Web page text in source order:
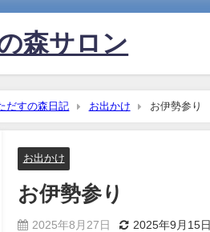
森サロン
だすの森日記 お出かけ お伊勢参り
お出かけ
お伊勢参り
2025年8月27日 2025年9月15日